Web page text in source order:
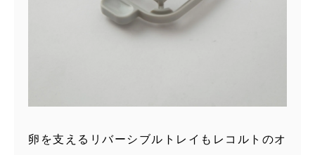
卵を支えるリバーシブルトレイもレコルトのオ